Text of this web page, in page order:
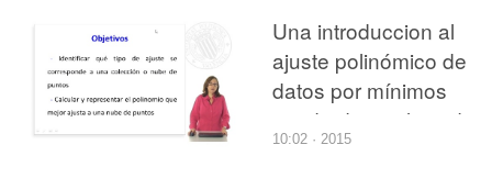
Una introduccion al
ajuste polinómico de
datos por mínimos
cuadrados, utilizando
Matlab
10:02 · 2015